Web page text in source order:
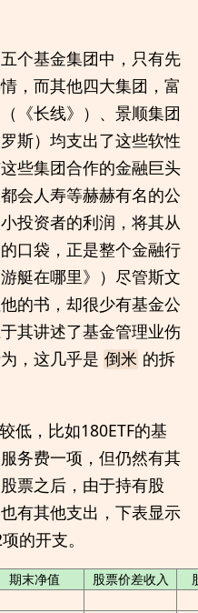
个基金集团中，只有先
，而其他四大集团，富
《长线》）、景顺集团
斯）均支出了这些软性
些集团合作的金融巨头
会人寿等赫赫有名的公
投资者的利润，将其从
口袋，正是整个金融行
艇在哪里》）尽管斯文
的书，却很少有基金公
其讲述了基金管理业伤
，这几乎是 倒米 的拆
低，比如180ETF的基
务费一项，但仍然有其
票之后，由于持有股
有其他支出，下表显示
的开支。
期末净值 股票价差收入